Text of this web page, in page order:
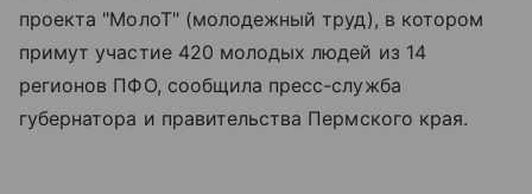
проекта "МолоТ" (молодежный труд), в котором
примут участие 420 молодых людей из 14
регионов ПФО, сообщила пресс-служба
губернатора и правительства Пермского края.